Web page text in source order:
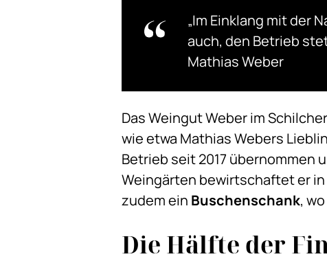
„Im Einklang mit der
auch, den Betrieb
Mathias Weber
Das Weingut Weber im
wie etwa Mathias Webers
Betrieb seit 2017 übernommen
Weingärten bewirtschaftet er
zudem ein Buschenschank,
Die Hälfte der